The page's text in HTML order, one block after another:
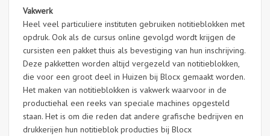
Vakwerk
Heel veel particuliere instituten gebruiken notitieblokken met
opdruk. Ook als de cursus online gevolgd wordt krijgen de
cursisten een pakket thuis als bevestiging van hun inschrijving.
Deze pakketten worden altijd vergezeld van notitieblokken,
die voor een groot deel in Huizen bij Blocx gemaakt worden.
Het maken van notitieblokken is vakwerk waarvoor in de
productiehal een reeks van speciale machines opgesteld
staan. Het is om die reden dat andere grafische bedrijven en
drukkerijen hun notitieblok producties bij Blocx